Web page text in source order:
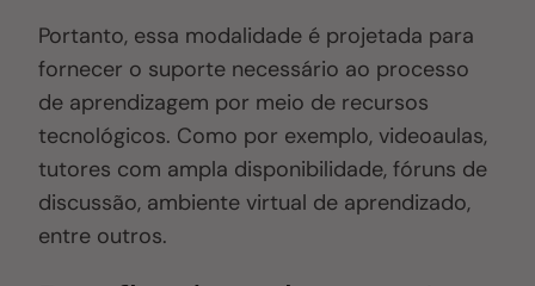
Portanto, essa modalidade é projetada para
fornecer o suporte necessário ao processo
de aprendizagem por meio de recursos
tecnológicos. Como por exemplo, videoaulas,
tutores com ampla disponibilidade, fóruns de
discussão, ambiente virtual de aprendizado,
entre outros.